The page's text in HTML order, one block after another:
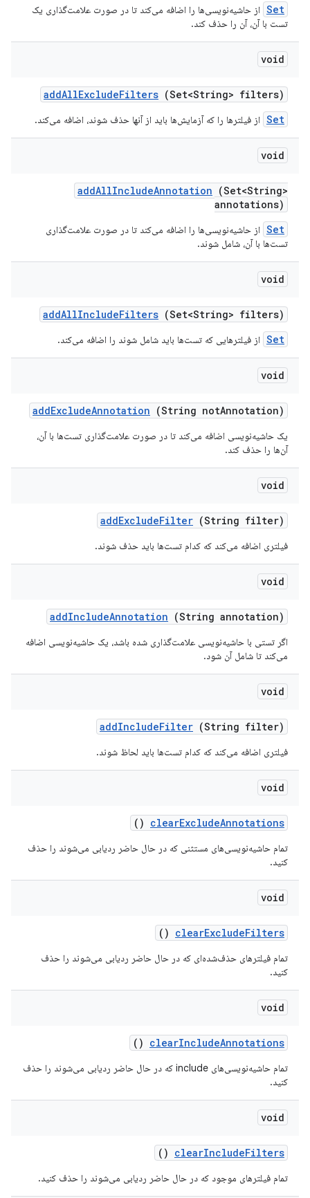
Set از حاشیه‌نویسی‌ها را اضافه می‌کند تا در صورت علامت‌گذاری یک
تست با آن، آن را حذف کند.
void
addAllExcludeFilters (Set<String> filters)
Set از فیلترها را که آزمایش‌ها باید از آنها حذف شوند، اضافه می‌کند.
void
addAllIncludeAnnotation (Set<String>
annotations)
Set از حاشیه‌نویسی‌ها را اضافه می‌کند تا در صورت علامت‌گذاری
تست‌ها با آن، شامل شوند.
void
addAllIncludeFilters (Set<String> filters)
Set از فیلترهایی که تست‌ها باید شامل شوند را اضافه می‌کند.
void
addExcludeAnnotation (String notAnnotation)
یک حاشیه‌نویسی اضافه می‌کند تا در صورت علامت‌گذاری تست‌ها با آن،
آن‌ها را حذف کند.
void
addExcludeFilter (String filter)
فیلتری اضافه می‌کند که کدام تست‌ها باید حذف شوند.
void
addIncludeAnnotation (String annotation)
اگر تستی با حاشیه‌نویسی علامت‌گذاری شده باشد، یک حاشیه‌نویسی اضافه
می‌کند تا شامل آن شود.
void
addIncludeFilter (String filter)
فیلتری اضافه می‌کند که کدام تست‌ها باید لحاظ شوند.
void
clearExcludeAnnotations
()
تمام حاشیه‌نویسی‌های مستثنی که در حال حاضر ردیابی می‌شوند را حذف
کنید.
void
clearExcludeFilters
()
تمام فیلترهای حذف‌شده‌ای که در حال حاضر ردیابی می‌شوند را حذف
کنید.
void
clearIncludeAnnotations
()
تمام حاشیه‌نویسی‌های include که در حال حاضر ردیابی می‌شوند را حذف
کنید.
void
clearIncludeFilters
()
تمام فیلترهای موجود که در حال حاضر ردیابی می‌شوند را حذف کنید.